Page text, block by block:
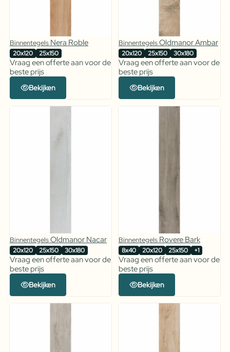
Binnentegels Nera Roble
20x120 25x150
Vraag een offerte aan voor de
beste prijs
Bekijken
BinnentegelsOldmanor Ambar
20x120 25x150 30x180
Vraag een offerte aan voor de
beste prijs
Bekijken
BinnentegelsOldmanor Nacar
20x120 25x150 30x180
Vraag een offerte aan voor de
beste prijs
Bekijken
Binnentegels Rovere Bark
8x40 20x120 25x150 +1
Vraag een offerte aan voor de
beste prijs
Bekijken